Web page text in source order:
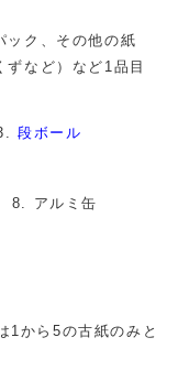
ック、その他の紙
ずなど）など1品目
段ボール
アルミ缶
1から5の古紙のみと